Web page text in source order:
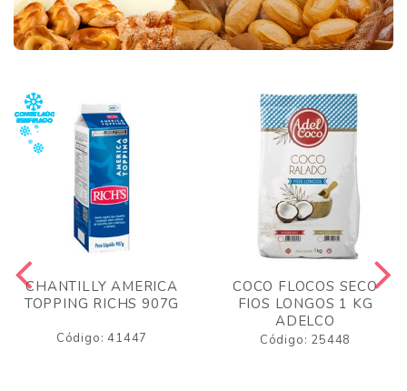
CHANTILLY AMERICA
TOPPING RICHS 907G
Código: 41447
COCO FLOCOS SECO
FIOS LONGOS 1 KG
ADELCO
Código: 25448